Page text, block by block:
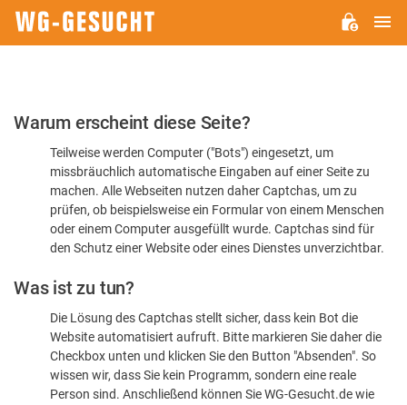
Bitte
dass
sind
Warum erscheint diese Seite?
Teilweise werden Computer ("Bots") eingesetzt, um
missbräuchlich automatische Eingaben auf einer Seite zu
machen. Alle Webseiten nutzen daher Captchas, um zu
prüfen, ob beispielsweise ein Formular von einem Menschen
oder einem Computer ausgefüllt wurde. Captchas sind für
den Schutz einer Website oder eines Dienstes unverzichtbar.
Was ist zu tun?
Die Lösung des Captchas stellt sicher, dass kein Bot die
Website automatisiert aufruft. Bitte markieren Sie daher die
Checkbox unten und klicken Sie den Button "Absenden". So
wissen wir, dass Sie kein Programm, sondern eine reale
Person sind. Anschließend können Sie WG-Gesucht.de wie